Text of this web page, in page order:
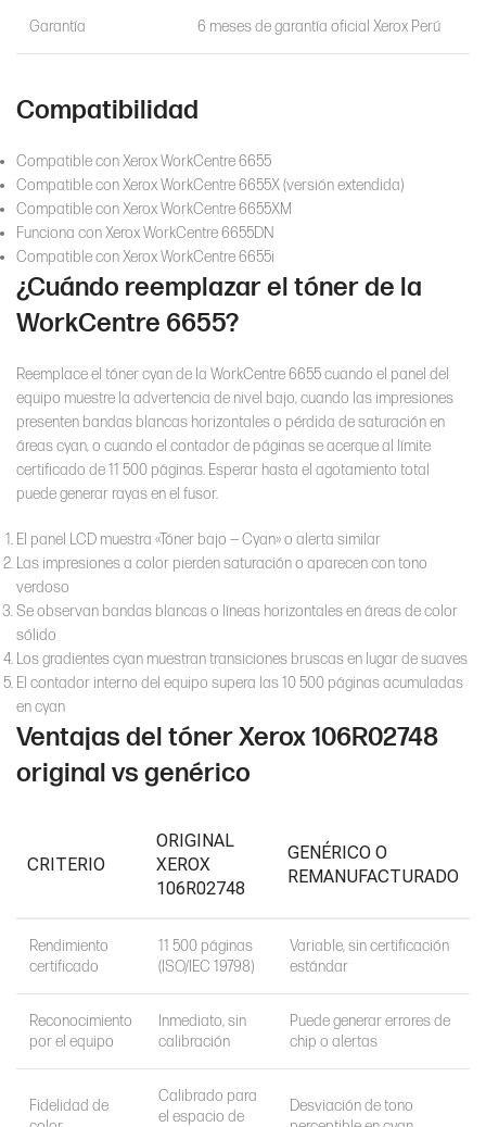
Garantía 6 meses de garantía oficial Xerox Perú
Compatibilidad
Compatible con Xerox WorkCentre 6655
Compatible con Xerox WorkCentre 6655X (versión extendida)
Compatible con Xerox WorkCentre 6655XM
Funciona con Xerox WorkCentre 6655DN
Compatible con Xerox WorkCentre 6655i
¿Cuándo reemplazar el tóner de la
WorkCentre 6655?
Reemplace el tóner cyan de la WorkCentre 6655 cuando el panel del
equipo muestre la advertencia de nivel bajo, cuando las impresiones
presenten bandas blancas horizontales o pérdida de saturación en
áreas cyan, o cuando el contador de páginas se acerque al límite
certificado de 11 500 páginas. Esperar hasta el agotamiento total
puede generar rayas en el fusor.
El panel LCD muestra «Tóner bajo — Cyan» o alerta similar
Las impresiones a color pierden saturación o aparecen con tono
verdoso
Se observan bandas blancas o líneas horizontales en áreas de color
sólido
Los gradientes cyan muestran transiciones bruscas en lugar de suaves
El contador interno del equipo supera las 10 500 páginas acumuladas
en cyan
Ventajas del tóner Xerox 106R02748
original vs genérico
CRITERIO
ORIGINAL
XEROX
106R02748
GENÉRICO O
REMANUFACTURADO
Rendimiento
certificado
11 500 páginas
(ISO/IEC 19798)
Variable, sin certificación
estándar
Reconocimiento
por el equipo
Inmediato, sin
calibración
Puede generar errores de
chip o alertas
Fidelidad de
Calibrado para
el espacio de
Desviación de tono